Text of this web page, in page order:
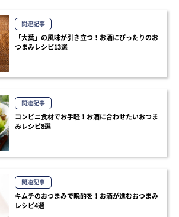
関連記事
「大葉」の風味が引き立つ！お酒にぴったりのお
つまみレシピ13選
関連記事
コンビニ食材でお手軽！お酒に合わせたいおつま
みレシピ8選
関連記事
キムチのおつまみで晩酌を！お酒が進むおつまみ
レシピ4選